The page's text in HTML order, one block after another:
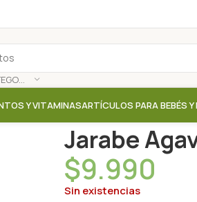
SELECCIONAR CATEGORÍA
Y VITAMINASARTÍCULOS PARA BEBÉS Y
Jarabe
$9.990
Sin existencias